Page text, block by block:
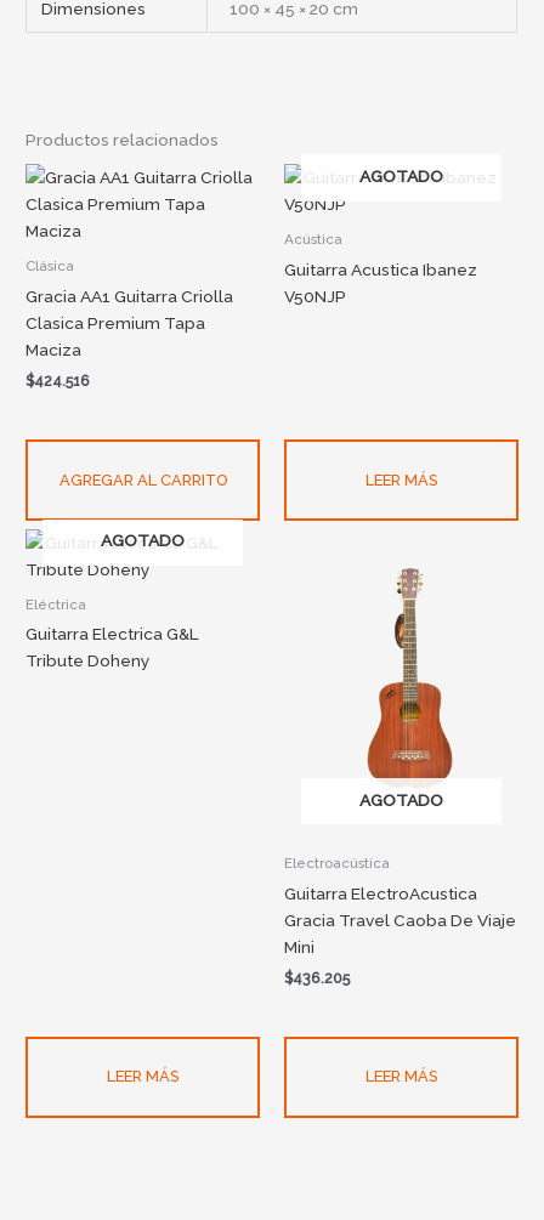
Dimensiones 100 × 45 × 20 cm
Productos relacionados
Clásica
Gracia AA1 Guitarra Criolla
Clasica Premium Tapa
Maciza
$424.516
AGREGAR AL CARRITO
AGOTADO
Acústica
Guitarra Acustica Ibanez
V50NJP
LEER MÁS
AGOTADO
Eléctrica
Guitarra Electrica G&L
Tribute Doheny
LEER MÁS
AGOTADO
Electroacústica
Guitarra ElectroAcustica
Gracia Travel Caoba De Viaje
Mini
$436.205
LEER MÁS